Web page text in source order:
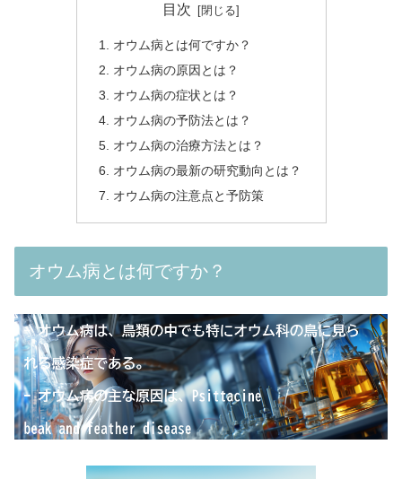
目次
オウム病とは何ですか？
オウム病の原因とは？
オウム病の症状とは？
オウム病の予防法とは？
オウム病の治療方法とは？
オウム病の最新の研究動向とは？
オウム病の注意点と予防策
オウム病とは何ですか？